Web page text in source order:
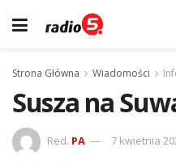
Strona Główna Wiadomości
Susza na
Red. PA 7 kwietnia